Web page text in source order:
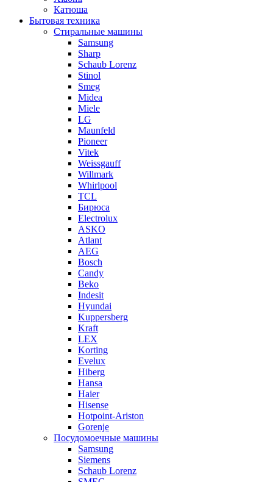
Катюша
Бытовая техника
Стиральные машины
Samsung
Sharp
Schaub Lorenz
Stinol
Smeg
Midea
Miele
LG
Maunfeld
Pioneer
Vitek
Weissgauff
Willmark
Whirlpool
TCL
Бирюса
Electrolux
ASKO
Atlant
AEG
Bosch
Candy
Beko
Indesit
Hyundai
Kuppersberg
Kraft
LEX
Korting
Evelux
Hiberg
Hansa
Haier
Hisense
Hotpoint-Ariston
Gorenje
Посудомоечные машины
Samsung
Siemens
Schaub Lorenz